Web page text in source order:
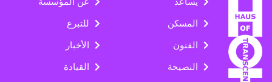
المسكن
الفنون
النصيحة
للتبرع
الأخبار
القيادة